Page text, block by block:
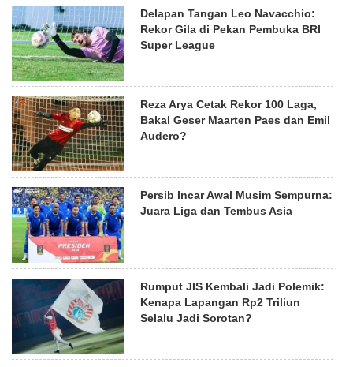
Delapan Tangan Leo Navacchio:
Rekor Gila di Pekan Pembuka BRI
Super League
Reza Arya Cetak Rekor 100 Laga,
Bakal Geser Maarten Paes dan Emil
Audero?
Persib Incar Awal Musim Sempurna:
Juara Liga dan Tembus Asia
Rumput JIS Kembali Jadi Polemik:
Kenapa Lapangan Rp2 Triliun
Selalu Jadi Sorotan?